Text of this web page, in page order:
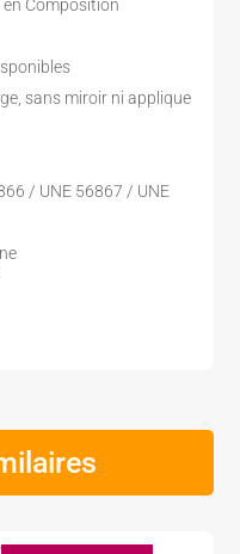
en Composition
sans miroir ni applique
/ UNE 56867 / UNE